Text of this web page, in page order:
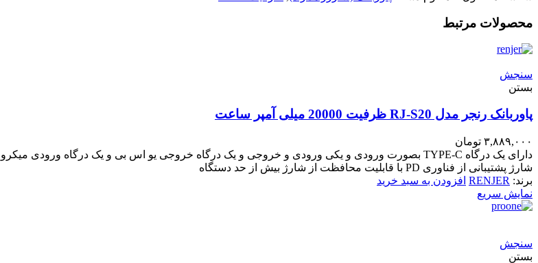
محصولات مرتبط
سنجش
بستن
پاوربانک رنجر مدل RJ-S20 ظرفیت 20000 میلی آمپر ساعت
۳,۸۸۹,۰۰۰ تومان
شارژ پشتیبانی از فناوری PD با قابلیت محافظت از شارژ بیش از حد دستگاه
برند: RENJER افزودن به سبد خرید
نمایش سریع
سنجش
بستن